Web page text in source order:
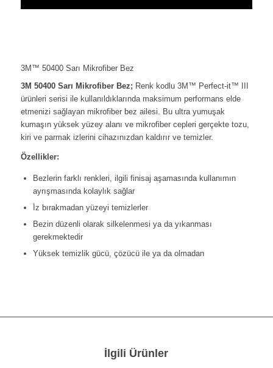
3M™ 50400 Sarı Mikrofiber Bez
3M 50400 Sarı Mikrofiber Bez; Renk kodlu 3M™ Perfect-it™ III
ürünleri serisi ile kullanıldıklarında maksimum performans elde
etmenizi sağlayan mikrofiber bez ailesi. Bu ultra yumuşak
kumaşın yüksek yüzey alanı ve mikrofiber cepleri gerçekte tozu,
kiri ve parmak izlerini cihazınızdan kaldırır ve temizler.
Özellikler:
Bezlerin farklı renkleri, ilgili finisaj aşamasında kullanımın
ayrışmasında kolaylık sağlar
İz bırakmadan yüzeyi temizlerler
Bezin düzenli olarak silkelenmesi ya da yıkanması
gerekmektedir
Yüksek temizlik gücü, çözücü ile ya da olmadan
İlgili Ürünler